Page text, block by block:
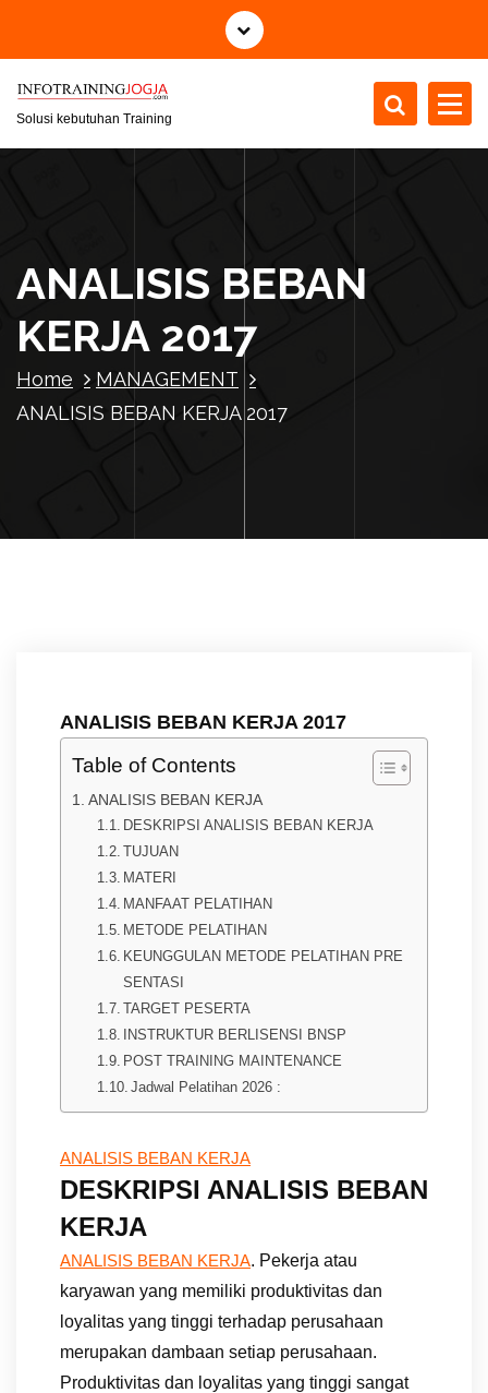
i
Solusi kebutuhan Training
ANALISIS BEBAN
KERJA 2017
Home
MANAGEMENT
ANALISIS BEBAN KERJA 2017
ANALISIS BEBAN KERJA 2017
Table of Contents
ANALISIS BEBAN KERJA
DESKRIPSI ANALISIS BEBAN KERJA
TUJUAN
MATERI
MANFAAT PELATIHAN
METODE PELATIHAN
KEUNGGULAN METODE PELATIHAN PRE
SENTASI
TARGET PESERTA
INSTRUKTUR BERLISENSI BNSP
POST TRAINING MAINTENANCE
Jadwal Pelatihan 2026 :
ANALISIS BEBAN KERJA
DESKRIPSI ANALISIS BEBAN
KERJA
ANALISIS BEBAN KERJA. Pekerja atau
karyawan yang memiliki produktivitas dan
loyalitas yang tinggi terhadap perusahaan
merupakan dambaan setiap perusahaan.
Produktivitas dan loyalitas yang tinggi sangat